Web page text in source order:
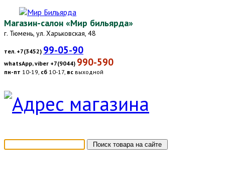
Магазин-салон «Мир бильярда»
г. Тюмень, ул. Харьковская, 48
тел. +7(3452) 99-05-90
whatsApp, viber +7(9044) 990-590
пн-пт 10-19, сб 10-17, вс выходной